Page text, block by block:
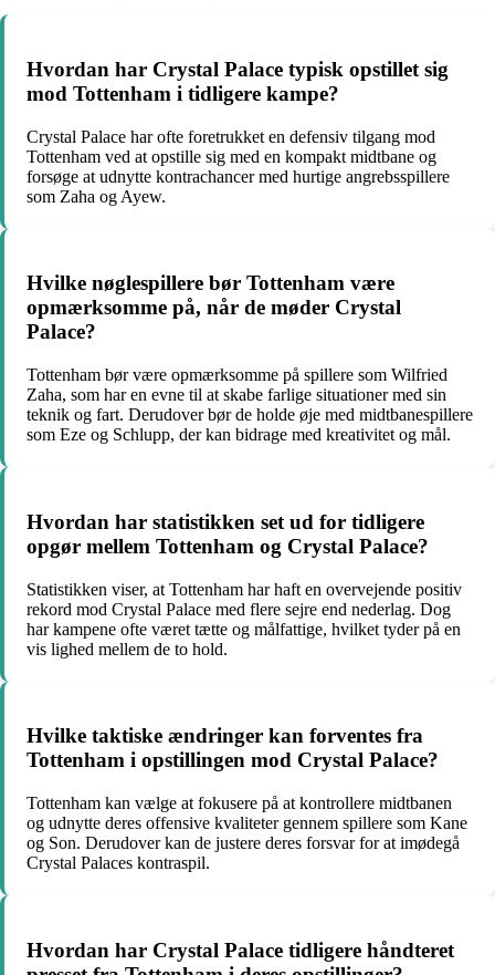
Hvordan har Crystal Palace typisk opstillet sig
mod Tottenham i tidligere kampe?
Crystal Palace har ofte foretrukket en defensiv tilgang mod
Tottenham ved at opstille sig med en kompakt midtbane og
forsøge at udnytte kontrachancer med hurtige angrebsspillere
som Zaha og Ayew.
Hvilke nøglespillere bør Tottenham være
opmærksomme på, når de møder Crystal
Palace?
Tottenham bør være opmærksomme på spillere som Wilfried
Zaha, som har en evne til at skabe farlige situationer med sin
teknik og fart. Derudover bør de holde øje med midtbanespillere
som Eze og Schlupp, der kan bidrage med kreativitet og mål.
Hvordan har statistikken set ud for tidligere
opgør mellem Tottenham og Crystal Palace?
Statistikken viser, at Tottenham har haft en overvejende positiv
rekord mod Crystal Palace med flere sejre end nederlag. Dog
har kampene ofte været tætte og målfattige, hvilket tyder på en
vis lighed mellem de to hold.
Hvilke taktiske ændringer kan forventes fra
Tottenham i opstillingen mod Crystal Palace?
Tottenham kan vælge at fokusere på at kontrollere midtbanen
og udnytte deres offensive kvaliteter gennem spillere som Kane
og Son. Derudover kan de justere deres forsvar for at imødegå
Crystal Palaces kontraspil.
Hvordan har Crystal Palace tidligere håndteret